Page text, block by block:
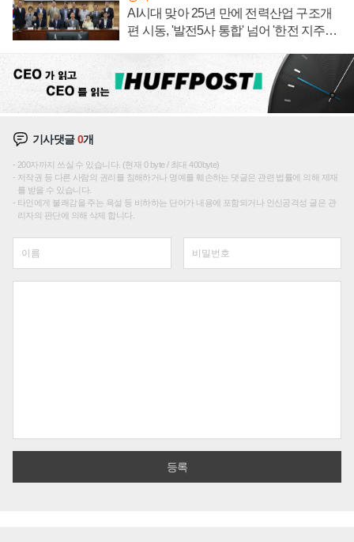
AI시대 맞아 25년 만에 전력산업 구조개
편 시동, '발전5사 통합' 넘어 '한전 지주사'
기사댓글0개
200자까지 쓰실 수 있습니다. (현재 0 byte / 최대 400byte)
저작권 등 다른 사람의 권리를 침해하거나 명예를 훼손하는 댓글은 관련 법률에 의해 제재
를 받을 수 있습니다.
타인에게 불쾌감을 주는 욕설 등 비하하는 단어가 내용에 포함되거나 인신공격성 글은 관
리자의 판단에 의해 삭제 합니다.